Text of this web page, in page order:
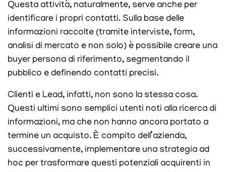
Questa attività, naturalmente, serve anche per
identificare i propri contatti. Sulla base delle
informazioni raccolte (tramite interviste, form,
analisi di mercato e non solo) è possibile creare una
buyer persona di riferimento, segmentando il
pubblico e definendo contatti precisi.
Clienti e Lead, infatti, non sono la stessa cosa.
Questi ultimi sono semplici utenti noti alla ricerca di
informazioni, ma che non hanno ancora portato a
termine un acquisto. È compito dell’azienda,
successivamente, implementare una strategia ad
hoc per trasformare questi potenziali acquirenti in